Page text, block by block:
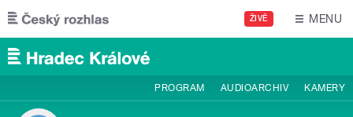
Přejít k hlavnímu obsahu
ŽIVĚ MENU
PROGRAM AUDIOARCHIV KAMERY